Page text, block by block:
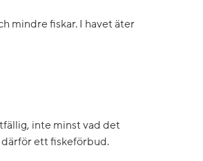
mindre fiskar. I havet äter
inte minst vad det
ett fiskeförbud.